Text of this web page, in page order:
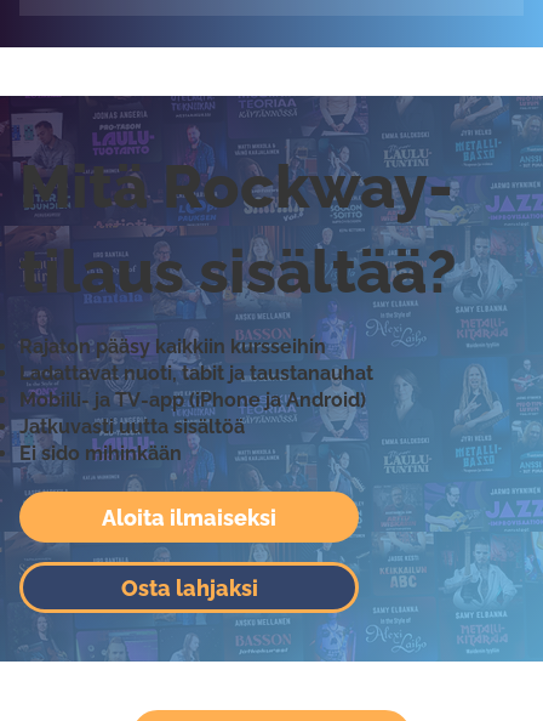
Aloita ilmaiseksi
Osta lahjaksi
Mitä Rockway-
tilaus sisältää?
Rajaton pääsy kaikkiin kursseihin
Ladattavat nuoti, tabit ja taustanauhat
Mobiili- ja TV-app (iPhone ja Android)
Jatkuvasti uutta sisältöä
Ei sido mihinkään